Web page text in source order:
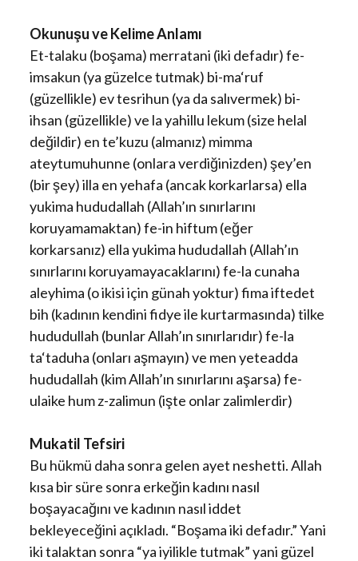
Okunuşu ve Kelime Anlamı
Et-talaku (boşama) merratani (iki defadır) fe-
imsakun (ya güzelce tutmak) bi-ma‘ruf
(güzellikle) ev tesrihun (ya da salıvermek) bi-
ihsan (güzellikle) ve la yahillu lekum (size helal
değildir) en te’kuzu (almanız) mimma
ateytumuhunne (onlara verdiğinizden) şey’en
(bir şey) illa en yehafa (ancak korkarlarsa) ella
yukima hududallah (Allah’ın sınırlarını
koruyamamaktan) fe-in hiftum (eğer
korkarsanız) ella yukima hududallah (Allah’ın
sınırlarını koruyamayacaklarını) fe-la cunaha
aleyhima (o ikisi için günah yoktur) fima iftedet
bih (kadının kendini fidye ile kurtarmasında) tilke
hududullah (bunlar Allah’ın sınırlarıdır) fe-la
ta‘taduha (onları aşmayın) ve men yeteadda
hududallah (kim Allah’ın sınırlarını aşarsa) fe-
ulaike hum z-zalimun (işte onlar zalimlerdir)
Mukatil Tefsiri
Bu hükmü daha sonra gelen ayet neshetti. Allah
kısa bir süre sonra erkeğin kadını nasıl
boşayacağını ve kadının nasıl iddet
bekleyeceğini açıkladı. “Boşama iki defadır.” Yani
iki talaktan sonra “ya iyilikle tutmak” yani güzel